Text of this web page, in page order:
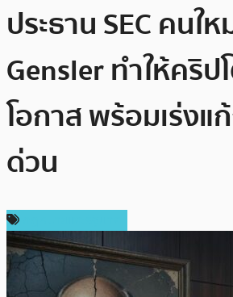
ประธาน SEC คนใ
Gensler ทำให้คริ
โอกาส พร้อมเร่งแ
ด่วน